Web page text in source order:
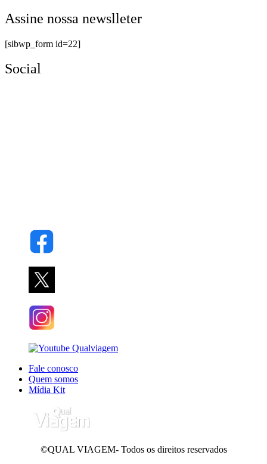
Assine nossa newslleter
[sibwp_form id=22]
Social
Fale conosco
Quem somos
Mídia Kit
©QUAL VIAGEM- Todos os direitos reservados